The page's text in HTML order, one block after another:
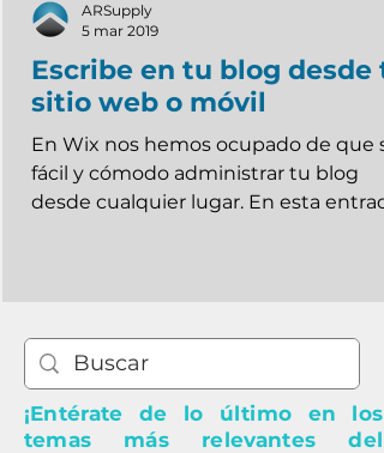
Escribe en tu blog desde
sitio web o móvil
En Wix nos hemos ocupado de que
fácil y cómodo administrar tu blog
desde cualquier lugar. En esta entrada
ARSupply
5 mar 2019
¡Entérate de lo último en los
temas más relevantes del